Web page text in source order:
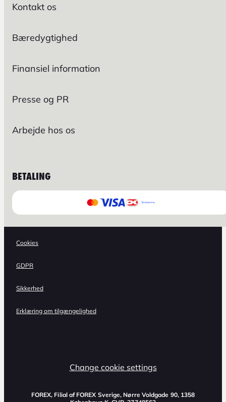
Kontakt os
Bæredygtighed
Finansiel information
Presse og PR
Arbejde hos os
BETALING
Cookies
GDPR
Sikkerhed
Erklæring om tilgængelighed
Change cookie settings
FOREX, Filial af FOREX Sverige, Nørre Voldgade 90, 1358